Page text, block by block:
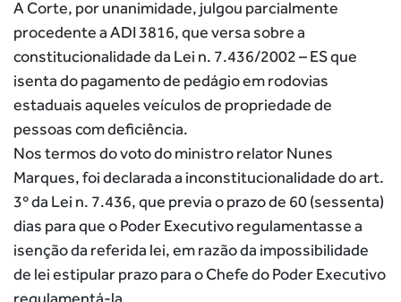
A Corte, por unanimidade, julgou parcialmente
procedente a ADI 3816, que versa sobre a
constitucionalidade da Lei n. 7.436/2002 – ES que
isenta do pagamento de pedágio em rodovias
estaduais aqueles veículos de propriedade de
pessoas com deficiência.
Nos termos do voto do ministro relator Nunes
Marques, foi declarada a inconstitucionalidade do art.
3º da Lei n. 7.436, que previa o prazo de 60 (sessenta)
dias para que o Poder Executivo regulamentasse a
isenção da referida lei, em razão da impossibilidade
de lei estipular prazo para o Chefe do Poder Executivo